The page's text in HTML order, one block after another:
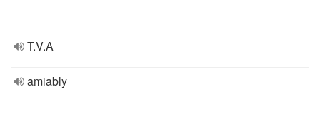
T.V.A
amiably